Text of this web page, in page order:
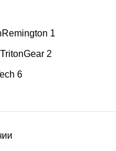
Remington 1
TritonGear 2
6